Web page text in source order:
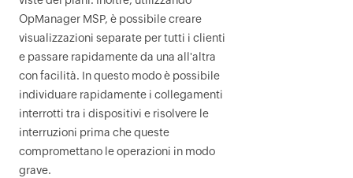
OpManager MSP, è possibile creare
visualizzazioni separate per tutti i clienti
e passare rapidamente da una all'altra
con facilità. In questo modo è possibile
individuare rapidamente i collegamenti
interrotti tra i dispositivi e risolvere le
interruzioni prima che queste
compromettano le operazioni in modo
grave.